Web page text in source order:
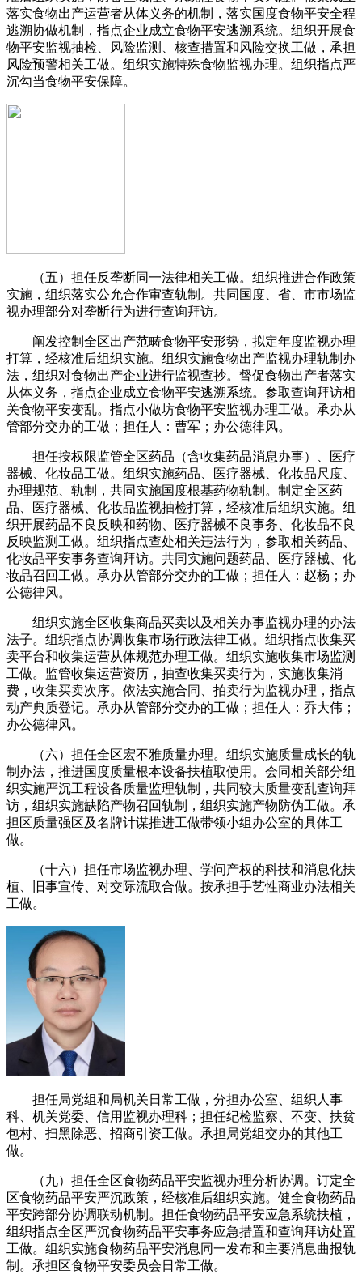
落实食物出产运营者从体义务的机制，落实国度食物平安全程
逃溯协做机制，指点企业成立食物平安逃溯系统。组织开展食
物平安监视抽检、风险监测、核查措置和风险交换工做，承担
风险预警相关工做。组织实施特殊食物监视办理。组织指点严
沉勾当食物平安保障。
（五）担任反垄断同一法律相关工做。组织推进合作政策
实施，组织落实公允合作审查轨制。共同国度、省、市市场监
视办理部分对垄断行为进行查询拜访。
阐发控制全区出产范畴食物平安形势，拟定年度监视办理
打算，经核准后组织实施。组织实施食物出产监视办理轨制办
法，组织对食物出产企业进行监视查抄。督促食物出产者落实
从体义务，指点企业成立食物平安逃溯系统。参取查询拜访相
关食物平安变乱。指点小做坊食物平安监视办理工做。承办从
管部分交办的工做；担任人：曹军；办公德律风。
担任按权限监管全区药品（含收集药品消息办事）、医疗
器械、化妆品工做。组织实施药品、医疗器械、化妆品尺度、
办理规范、轨制，共同实施国度根基药物轨制。制定全区药
品、医疗器械、化妆品监视抽检打算，经核准后组织实施。组
织开展药品不良反映和药物、医疗器械不良事务、化妆品不良
反映监测工做。组织指点查处相关违法行为，参取相关药品、
化妆品平安事务查询拜访。共同实施问题药品、医疗器械、化
妆品召回工做。承办从管部分交办的工做；担任人：赵杨；办
公德律风。
组织实施全区收集商品买卖以及相关办事监视办理的办法
法子。组织指点协调收集市场行政法律工做。组织指点收集买
卖平台和收集运营从体规范办理工做。组织实施收集市场监测
工做。监管收集运营资历，抽查收集买卖行为，实施收集消
费，收集买卖次序。依法实施合同、拍卖行为监视办理，指点
动产典质登记。承办从管部分交办的工做；担任人：乔大伟；
办公德律风。
（六）担任全区宏不雅质量办理。组织实施质量成长的轨
制办法，推进国度质量根本设备扶植取使用。会同相关部分组
织实施严沉工程设备质量监理轨制，共同较大质量变乱查询拜
访，组织实施缺陷产物召回轨制，组织实施产物防伪工做。承
担区质量强区及名牌计谋推进工做带领小组办公室的具体工
做。
（十六）担任市场监视办理、学问产权的科技和消息化扶
植、旧事宣传、对交际流取合做。按承担手艺性商业办法相关
工做。
担任局党组和局机关日常工做，分担办公室、组织人事
科、机关党委、信用监视办理科；担任纪检监察、不变、扶贫
包村、扫黑除恶、招商引资工做。承担局党组交办的其他工
做。
（九）担任全区食物药品平安监视办理分析协调。订定全
区食物药品平安严沉政策，经核准后组织实施。健全食物药品
平安跨部分协调联动机制。担任食物药品平安应急系统扶植，
组织指点全区严沉食物药品平安事务应急措置和查询拜访处置
工做。组织实施食物药品平安消息同一发布和主要消息曲报轨
制。承担区食物平安委员会日常工做。